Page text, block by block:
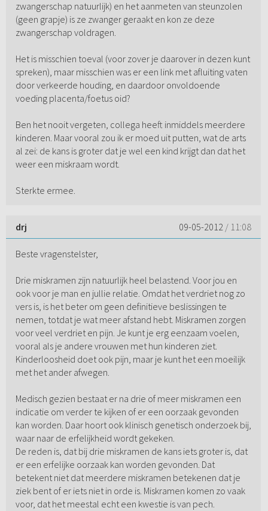
zwangerschap natuurlijk) en het aanmeten van steunzolen
(geen grapje) is ze zwanger geraakt en kon ze deze
zwangerschap voldragen.
Het is misschien toeval (voor zover je daarover in dezen kunt
spreken), maar misschien was er een link met afluiting vaten
door verkeerde houding, en daardoor onvoldoende
voeding placenta/foetus oid?
Ben het nooit vergeten, collega heeft inmiddels meerdere
kinderen. Maar vooral zou ik er moed uit putten, wat de arts
al zei: de kans is groter dat je wel een kind krijgt dan dat het
weer een miskraam wordt.
Sterkte ermee.
drj 09-05-2012 / 11:08
Beste vragenstelster,
Drie miskramen zijn natuurlijk heel belastend. Voor jou en
ook voor je man en jullie relatie. Omdat het verdriet nog zo
vers is, is het beter om geen definitieve beslissingen te
nemen, totdat je wat meer afstand hebt. Miskramen zorgen
voor veel verdriet en pijn. Je kunt je erg eenzaam voelen,
vooral als je andere vrouwen met hun kinderen ziet.
Kinderloosheid doet ook pijn, maar je kunt het een moeilijk
met het ander afwegen.
Medisch gezien bestaat er na drie of meer miskramen een
indicatie om verder te kijken of er een oorzaak gevonden
kan worden. Daar hoort ook klinisch genetisch onderzoek bij,
waar naar de erfelijkheid wordt gekeken.
De reden is, dat bij drie miskramen de kans iets groter is, dat
er een erfelijke oorzaak kan worden gevonden. Dat
betekent niet dat meerdere miskramen betekenen dat je
ziek bent of er iets niet in orde is. Miskramen komen zo vaak
voor, dat het meestal echt een kwestie is van pech.